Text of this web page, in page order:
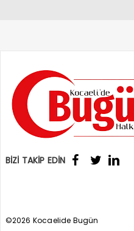
BİZİ TAKİP EDİN
©2026 Kocaelide Bugün